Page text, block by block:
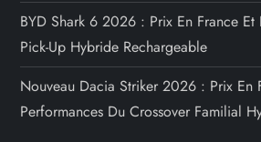
BYD Shark 6 2026 : Prix En France Et
Pick-Up Hybride Rechargeable
Nouveau Dacia Striker 2026 : Prix En
Performances Du Crossover Familial